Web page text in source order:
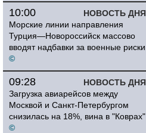
НОВОСТЬ ДНЯ
10:00
Морские линии направления
Турция—Новороссийск массово
вводят надбавки за военные риски
©
НОВОСТЬ ДНЯ
09:28
Загрузка авиарейсов между
Москвой и Санкт-Петербургом
снизилась на 18%, вина в "Коврах"
©